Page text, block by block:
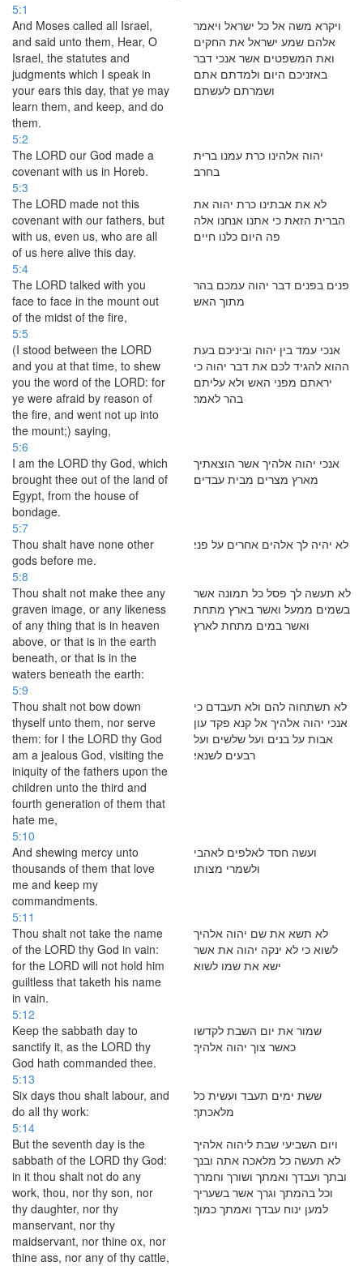
5:1
And Moses called all Israel,
and said unto them, Hear, O
Israel, the statutes and
judgments which I speak in
your ears this day, that ye may
learn them, and keep, and do
them.
ויקרא משה אל כל ישראל ויאמר
אלהם שמע ישראל את החקים
ואת המשפטים אשר אנכי דבר
באזניכם היום ולמדתם אתם
ושמרתם לעשתם׃
5:2
The LORD our God made a
covenant with us in Horeb.
יהוה אלהינו כרת עמנו ברית
בחרב׃
5:3
The LORD made not this
covenant with our fathers, but
with us, even us, who are all
of us here alive this day.
לא את אבתינו כרת יהוה את
הברית הזאת כי אתנו אנחנו אלה
פה היום כלנו חיים׃
5:4
The LORD talked with you
face to face in the mount out
of the midst of the fire,
פנים בפנים דבר יהוה עמכם בהר
מתוך האש׃
5:5
(I stood between the LORD
and you at that time, to shew
you the word of the LORD: for
ye were afraid by reason of
the fire, and went not up into
the mount;) saying,
אנכי עמד בין יהוה וביניכם בעת
ההוא להגיד לכם את דבר יהוה כי
יראתם מפני האש ולא עליתם
בהר לאמר׃
5:6
I am the LORD thy God, which
brought thee out of the land of
Egypt, from the house of
bondage.
אנכי יהוה אלהיך אשר הוצאתיך
מארץ מצרים מבית עבדים׃
5:7
Thou shalt have none other
gods before me.
לא יהיה לך אלהים אחרים על פני׃
5:8
Thou shalt not make thee any
graven image, or any likeness
of any thing that is in heaven
above, or that is in the earth
beneath, or that is in the
waters beneath the earth:
לא תעשה לך פסל כל תמונה אשר
בשמים ממעל ואשר בארץ מתחת
ואשר במים מתחת לארץ׃
5:9
Thou shalt not bow down
thyself unto them, nor serve
them: for I the LORD thy God
am a jealous God, visiting the
iniquity of the fathers upon the
children unto the third and
fourth generation of them that
hate me,
לא תשתחוה להם ולא תעבדם כי
אנכי יהוה אלהיך אל קנא פקד עון
אבות על בנים ועל שלשים ועל
רבעים לשנאי׃
5:10
And shewing mercy unto
thousands of them that love
me and keep my
commandments.
ועשה חסד לאלפים לאהבי
ולשמרי מצותו׃
5:11
Thou shalt not take the name
of the LORD thy God in vain:
for the LORD will not hold him
guiltless that taketh his name
in vain.
לא תשא את שם יהוה אלהיך
לשוא כי לא ינקה יהוה את אשר
ישא את שמו לשוא׃
5:12
Keep the sabbath day to
sanctify it, as the LORD thy
God hath commanded thee.
שמור את יום השבת לקדשו
כאשר צוך יהוה אלהיך׃
5:13
Six days thou shalt labour, and
do all thy work:
ששת ימים תעבד ועשית כל
מלאכתך׃
5:14
But the seventh day is the
sabbath of the LORD thy God:
in it thou shalt not do any
work, thou, nor thy son, nor
thy daughter, nor thy
manservant, nor thy
maidservant, nor thine ox, nor
thine ass, nor any of thy cattle,
ויום השביעי שבת ליהוה אלהיך
לא תעשה כל מלאכה אתה ובנך
ובתך ועבדך ואמתך ושורך וחמרך
וכל בהמתך וגרך אשר בשעריך
למען ינוח עבדך ואמתך כמוך׃